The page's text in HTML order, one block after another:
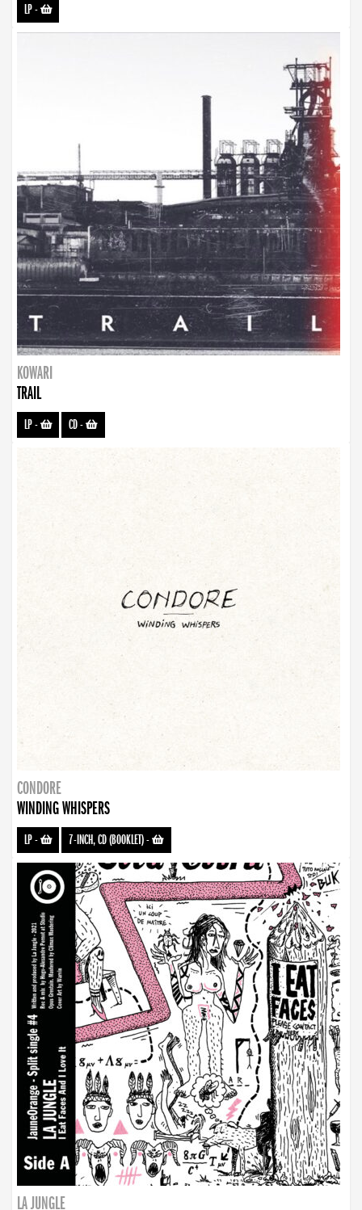
LP-
KOWARI
TRAIL
LP- CD-
CONDORE
WINDING WHISPERS
LP- 7-INCH, CD (BOOKLET)-
LA JUNGLE